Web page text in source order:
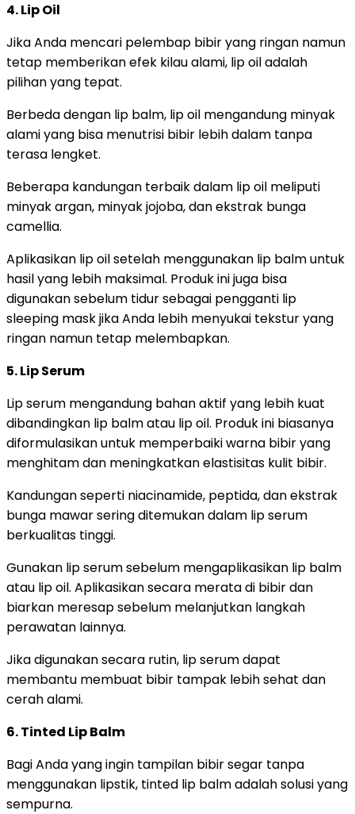
4. Lip Oil
Jika Anda mencari pelembap bibir yang ringan namun
tetap memberikan efek kilau alami, lip oil adalah
pilihan yang tepat.
Berbeda dengan lip balm, lip oil mengandung minyak
alami yang bisa menutrisi bibir lebih dalam tanpa
terasa lengket.
Beberapa kandungan terbaik dalam lip oil meliputi
minyak argan, minyak jojoba, dan ekstrak bunga
camellia.
Aplikasikan lip oil setelah menggunakan lip balm untuk
hasil yang lebih maksimal. Produk ini juga bisa
digunakan sebelum tidur sebagai pengganti lip
sleeping mask jika Anda lebih menyukai tekstur yang
ringan namun tetap melembapkan.
5. Lip Serum
Lip serum mengandung bahan aktif yang lebih kuat
dibandingkan lip balm atau lip oil. Produk ini biasanya
diformulasikan untuk memperbaiki warna bibir yang
menghitam dan meningkatkan elastisitas kulit bibir.
Kandungan seperti niacinamide, peptida, dan ekstrak
bunga mawar sering ditemukan dalam lip serum
berkualitas tinggi.
Gunakan lip serum sebelum mengaplikasikan lip balm
atau lip oil. Aplikasikan secara merata di bibir dan
biarkan meresap sebelum melanjutkan langkah
perawatan lainnya.
Jika digunakan secara rutin, lip serum dapat
membantu membuat bibir tampak lebih sehat dan
cerah alami.
6. Tinted Lip Balm
Bagi Anda yang ingin tampilan bibir segar tanpa
menggunakan lipstik, tinted lip balm adalah solusi yang
sempurna.